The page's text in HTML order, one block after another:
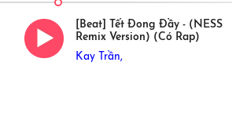
[Beat] Tết Đong Đầy - (NESS
Remix Version) (Có Rap)
Kay Trần,